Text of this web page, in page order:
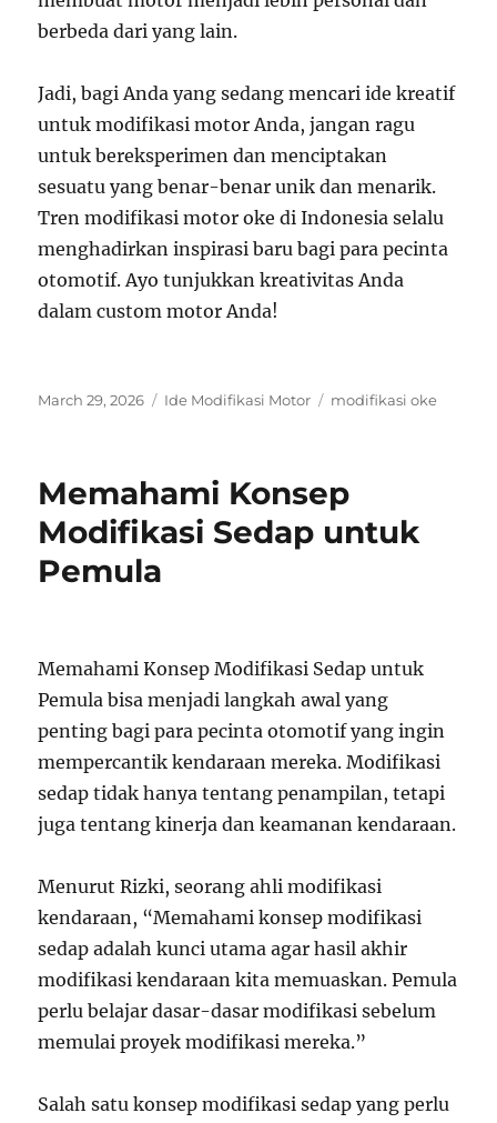
berbeda dari yang lain.
Jadi, bagi Anda yang sedang mencari ide kreatif
untuk modifikasi motor Anda, jangan ragu
untuk bereksperimen dan menciptakan
sesuatu yang benar-benar unik dan menarik.
Tren modifikasi motor oke di Indonesia selalu
menghadirkan inspirasi baru bagi para pecinta
otomotif. Ayo tunjukkan kreativitas Anda
dalam custom motor Anda!
Posted
March 29, 2026 Categories
Ide Modifikasi Motor Tags
modifikasi oke
Memahami Konsep
Modifikasi Sedap untuk
Pemula
Memahami Konsep Modifikasi Sedap untuk
Pemula bisa menjadi langkah awal yang
penting bagi para pecinta otomotif yang ingin
mempercantik kendaraan mereka. Modifikasi
sedap tidak hanya tentang penampilan, tetapi
juga tentang kinerja dan keamanan kendaraan.
Menurut Rizki, seorang ahli modifikasi
kendaraan, “Memahami konsep modifikasi
sedap adalah kunci utama agar hasil akhir
modifikasi kendaraan kita memuaskan. Pemula
perlu belajar dasar-dasar modifikasi sebelum
memulai proyek modifikasi mereka.”
Salah satu konsep modifikasi sedap yang perlu